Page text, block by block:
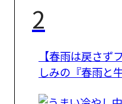
2
【春雨は戻さず
しみの『春雨と